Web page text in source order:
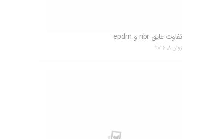
تفاوت عایق nbr و epdm
ژوئن 8, 2026